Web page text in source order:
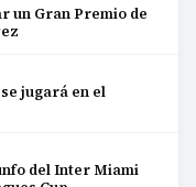
un Gran Premio de
jugará en el
del Inter Miami